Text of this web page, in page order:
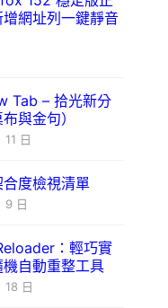
網址列一鍵靜音
Tab – 拾光新分
與金句）
日
度檢視清單
9 日
：輕巧實
自動重整工具
18 日